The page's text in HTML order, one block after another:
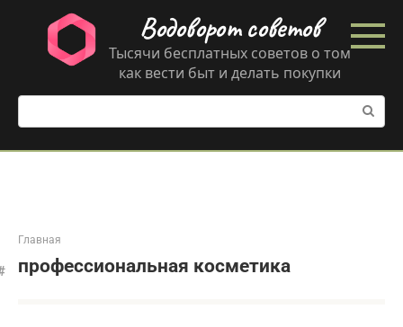
контенту
Водоворот советов
Тысячи бесплатных советов о том
как вести быт и делать покупки
Поиск:
Главная
профессиональная косметика